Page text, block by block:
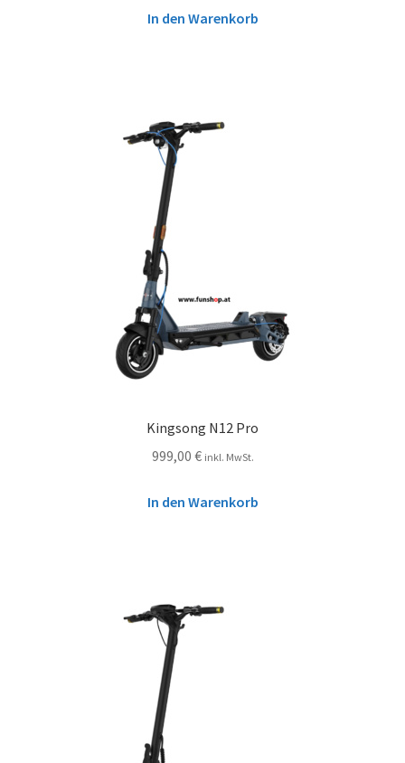
In den Warenkorb
Kingsong N12 Pro
999,00 € inkl. MwSt.
In den Warenkorb